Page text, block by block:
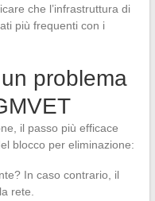
che l’infrastruttura di
più frequenti con i
problema
il passo più efficace
blocco per eliminazione:
In caso contrario, il
rete.